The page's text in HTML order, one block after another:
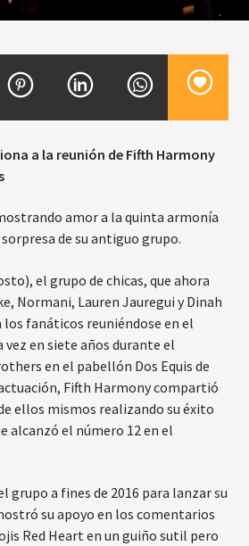
Y VALLENATO
PM
a la reunión de Fifth Harmony
amor a la quinta armonía
de su antiguo grupo.
el grupo de chicas, que ahora
Normani, Lauren Jauregui y Dinah
fanáticos reuniéndose en el
en siete años durante el
en el pabellón Dos Equis de
Fifth Harmony compartió
ellos mismos realizando su éxito
alcanzó el número 12 en el
grupo a fines de 2016 para lanzar su
su apoyo en los comentarios
Red Heart en un guiño sutil pero